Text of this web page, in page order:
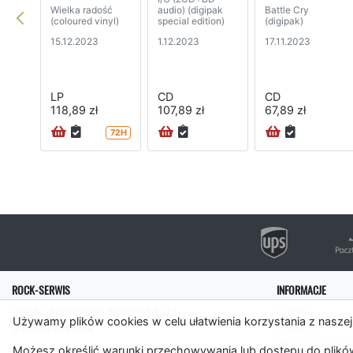
Używamy plików cookies w celu ułatwienia korzystania z
Możesz określić warunki przechowywania lub dostępu do
Wielka radość
(coloured vinyl)
15.12.2023
LP
118,89 zł
72H
audio) (digipak
special edition)
1.12.2023
CD
107,89 zł
Battle Cry
(digipak)
17.11.2023
CD
67,89 zł
ROCK-SERWIS
31-543 Kraków
INFORMACJE
Pomoc
Polityka